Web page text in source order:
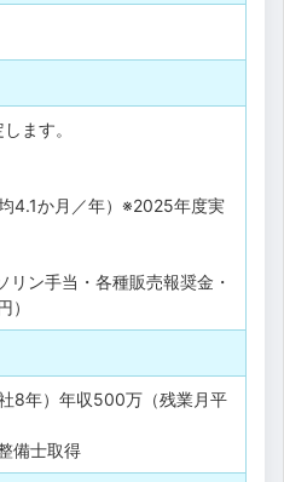
ます。
4.1か月／年）※2025年度実
ン手当・各種販売報奨金・
）
8年）年収500万（残業月平
備士取得